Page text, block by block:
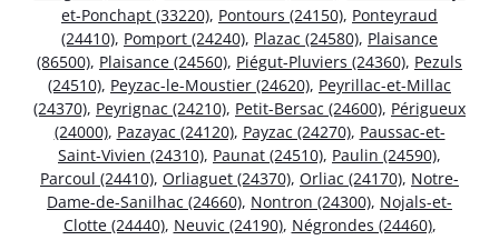
et-Ponchapt (33220), Pontours (24150), Ponteyraud
(24410), Pomport (24240), Plazac (24580), Plaisance
(86500), Plaisance (24560), Piégut-Pluviers (24360), Pezuls
(24510), Peyzac-le-Moustier (24620), Peyrillac-et-Millac
(24370), Peyrignac (24210), Petit-Bersac (24600), Périgueux
(24000), Pazayac (24120), Payzac (24270), Paussac-et-
Saint-Vivien (24310), Paunat (24510), Paulin (24590),
Parcoul (24410), Orliaguet (24370), Orliac (24170), Notre-
Dame-de-Sanilhac (24660), Nontron (24300), Nojals-et-
Clotte (24440), Neuvic (24190), Négrondes (24460),